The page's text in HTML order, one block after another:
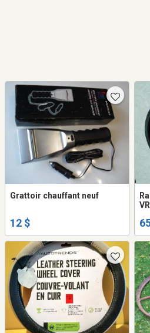
Grattoir chauffant neuf
12 $
VR